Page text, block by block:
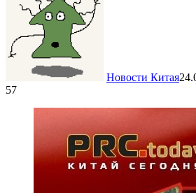
Новости Китая
57